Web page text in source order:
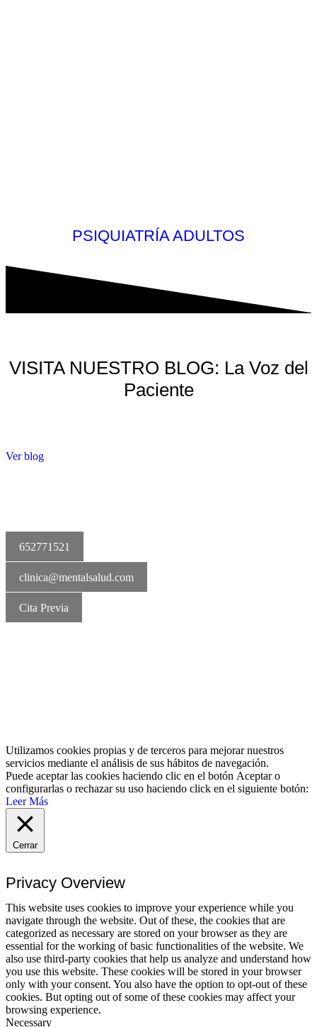
PSIQUIATRÍA ADULTOS
VISITA NUESTRO BLOG: La Voz del
Paciente
Ver blog
652771521
clinica@mentalsalud.com
Cita Previa
Utilizamos cookies propias y de terceros para mejorar nuestros
servicios mediante el análisis de sus hábitos de navegación.
Puede aceptar las cookies haciendo clic en el botón Aceptaro
configurarlas o rechazar su uso haciendo click en el siguiente botón:
Leer Más
Cerrar
Privacy Overview
This website uses cookies to improve your experience while you
navigate through the website. Out of these, the cookies that are
categorized as necessary are stored on your browser as they are
essential for the working of basic functionalities of the website. We
also use third-party cookies that help us analyze and understand how
you use this website. These cookies will be stored in your browser
only with your consent. You also have the option to opt-out of these
cookies. But opting out of some of these cookies may affect your
browsing experience.
Necessary